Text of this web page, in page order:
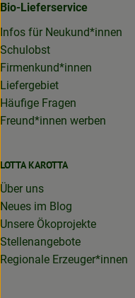
Bio-Lieferservice
Infos für Neukund*innen
Schulobst
Firmenkund*innen
Liefergebiet
Häufige Fragen
Freund*innen werben
LOTTA KAROTTA
Über uns
Neues im Blog
Unsere Ökoprojekte
Stellenangebote
Regionale Erzeuger*innen